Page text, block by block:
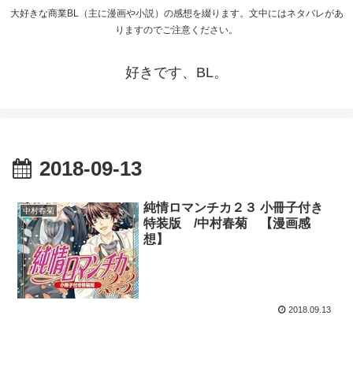
大好きな商業BL（主に漫画や小説）の感想を綴ります。文中にはネタバレがあ
りますのでご注意ください。
好きです、BL。
2018-09-13
中村春菊
純情ロマンチカ２３ 小冊子付き
特装版 /中村春菊 【漫画感
想】
2018.09.13